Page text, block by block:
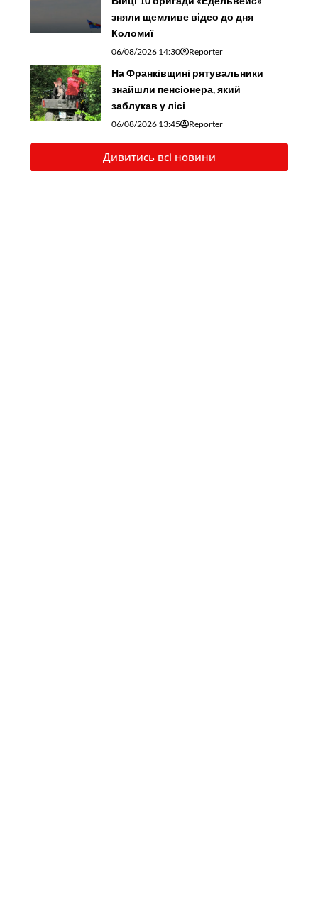
зняли щемливе відео до дня
Коломиї
06/08/2026 14:30 Reporter
На Франківщині рятувальники
знайшли пенсіонера, який
заблукав у лісі
06/08/2026 13:45 Reporter
Дивитись всі новини